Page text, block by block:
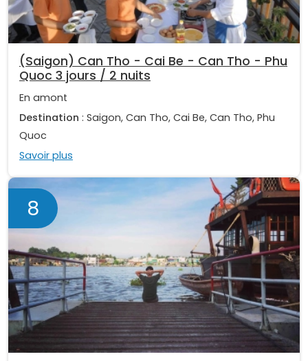
(Saigon) Can Tho - Cai Be - Can Tho - Phu
Quoc 3 jours / 2 nuits
En amont
Destination : Saigon, Can Tho, Cai Be, Can Tho, Phu
Quoc
Savoir plus
8